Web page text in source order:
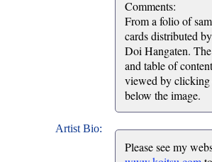
Comments:
From a folio of
cards distributed
Doi Hangaten.
and table of
viewed by
below the image.
Artist Bio:
Please see my